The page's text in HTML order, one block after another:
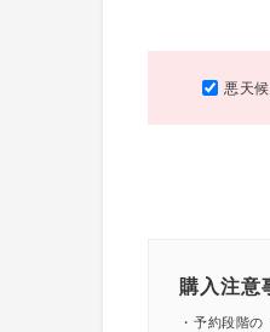
悪天
購入注意
・予約段階